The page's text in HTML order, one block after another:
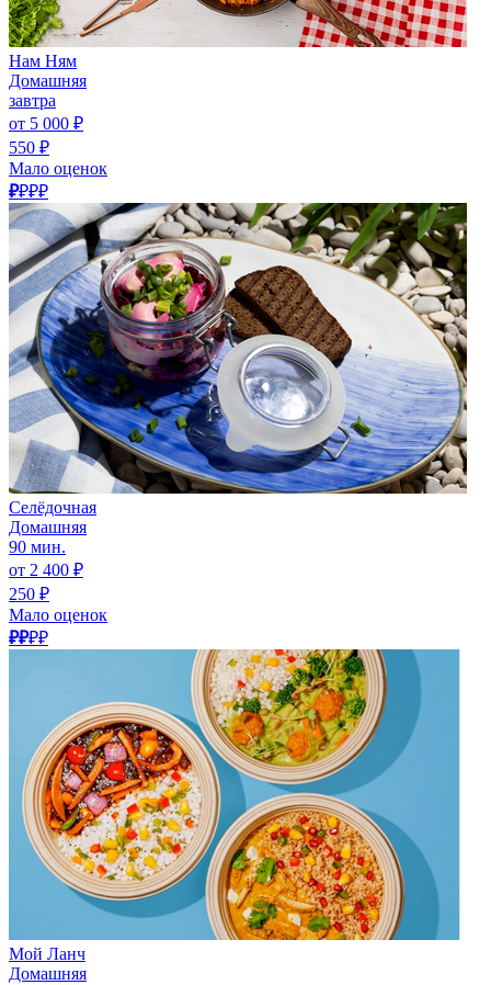
Нам Ням
Домашняя
завтра
от 5 000 ₽
550 ₽
Мало оценок
₽₽₽₽
Селёдочная
Домашняя
90 мин.
от 2 400 ₽
250 ₽
Мало оценок
₽₽₽₽
Мой Ланч
Домашняя